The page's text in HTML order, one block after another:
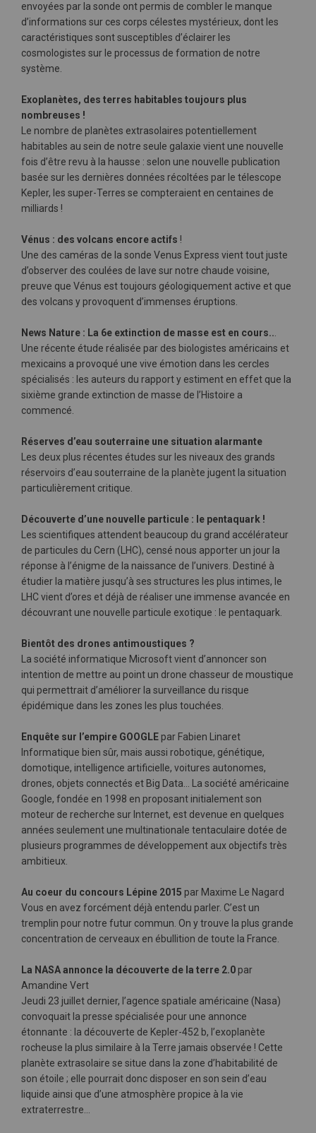
envoyées par la sonde ont permis de combler le manque
d’informations sur ces corps célestes mystérieux, dont les
caractéristiques sont susceptibles d’éclairer les
cosmologistes sur le processus de formation de notre
système.
Exoplanètes, des terres habitables toujours plus
nombreuses !
Le nombre de planètes extrasolaires potentiellement
habitables au sein de notre seule galaxie vient une nouvelle
fois d’être revu à la hausse : selon une nouvelle publication
basée sur les dernières données récoltées par le télescope
Kepler, les super-Terres se compteraient en centaines de
milliards !
Vénus : des volcans encore actifs !
Une des caméras de la sonde Venus Express vient tout juste
d’observer des coulées de lave sur notre chaude voisine,
preuve que Vénus est toujours géologiquement active et que
des volcans y provoquent d’immenses éruptions.
News Nature : La 6e extinction de masse est en cours..
Une récente étude réalisée par des biologistes américains et
mexicains a provoqué une vive émotion dans les cercles
spécialisés : les auteurs du rapport y estiment en effet que la
sixième grande extinction de masse de l’Histoire a
commencé.
Réserves d’eau souterraine une situation alarmante
Les deux plus récentes études sur les niveaux des grands
réservoirs d’eau souterraine de la planète jugent la situation
particulièrement critique.
Découverte d’une nouvelle particule : le pentaquark !
Les scientifiques attendent beaucoup du grand accélérateur
de particules du Cern (LHC), censé nous apporter un jour la
réponse à l’énigme de la naissance de l’univers. Destiné à
étudier la matière jusqu’à ses structures les plus intimes, le
LHC vient d’ores et déjà de réaliser une immense avancée en
découvrant une nouvelle particule exotique : le pentaquark.
Bientôt des drones antimoustiques ?
La société informatique Microsoft vient d’annoncer son
intention de mettre au point un drone chasseur de moustique
qui permettrait d’améliorer la surveillance du risque
épidémique dans les zones les plus touchées.
Enquête sur l’empire GOOGLE par Fabien Linaret
Informatique bien sûr, mais aussi robotique, génétique,
domotique, intelligence artificielle, voitures autonomes,
drones, objets connectés et Big Data... La société américaine
Google, fondée en 1998 en proposant initialement son
moteur de recherche sur Internet, est devenue en quelques
années seulement une multinationale tentaculaire dotée de
plusieurs programmes de développement aux objectifs très
ambitieux.
Au coeur du concours Lépine 2015 par Maxime Le Nagard
Vous en avez forcément déjà entendu parler. C’est un
tremplin pour notre futur commun. On y trouve la plus grande
concentration de cerveaux en ébullition de toute la France.
La NASA annonce la découverte de la terre 2.0 par
Amandine Vert
Jeudi 23 juillet dernier, l’agence spatiale américaine (Nasa)
convoquait la presse spécialisée pour une annonce
étonnante : la découverte de Kepler-452 b, l’exoplanète
rocheuse la plus similaire à la Terre jamais observée ! Cette
planète extrasolaire se situe dans la zone d’habitabilité de
son étoile ; elle pourrait donc disposer en son sein d’eau
liquide ainsi que d’une atmosphère propice à la vie
extraterrestre...